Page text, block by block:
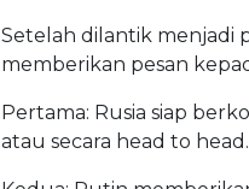
Setelah dilantik menjadi
memberikan pesan
Pertama: Rusia siap
atau secara head to head.